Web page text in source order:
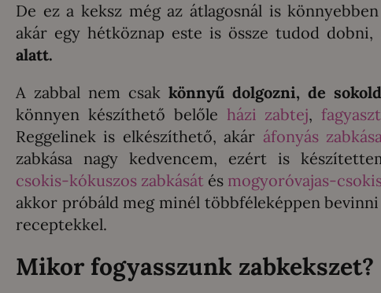
De ez a keksz még az átlagosnál is
akár egy hétköznap este is össze tudod
alatt.
A zabbal nem csak könnyű dolgozni, de
könnyen készíthető belőle házi zabtej,
Reggelinek is elkészíthető, akár áfonyás
zabkása nagy kedvencem, ezért is
csokis-kókuszos zabkását és mogyoróvajas-
akkor próbáld meg minél többféleképpen
receptekkel.
Mikor fogyasszunk zabkekszet?